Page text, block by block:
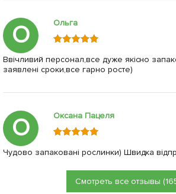
О Ольга
Ввічливий персонал,все дуже якісно
заявлені сроки,все гарно росте)
О Оксана Пацеля
Чудово запаковані рослинки) Швидка
Смотреть все отзывы